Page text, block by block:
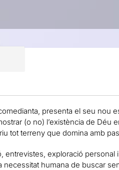
presenta el seu nou
(o no) l’existència de Déu
tot terreny que domina amb
exploració personal i
necessitat humana de buscar